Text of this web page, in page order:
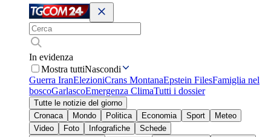
In evidenza
Mostra tuttiNascondi
Guerra IranElezioniCrans MontanaEpstein FilesFamiglia nel
boscoGarlascoEmergenza ClimaTutti i dossier
Tutte le notizie del giorno
Cronaca
Mondo Politica Economia Sport
Meteo
Video
Foto Infografiche
Schede